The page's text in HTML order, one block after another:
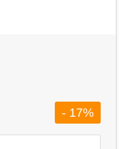
- 17%